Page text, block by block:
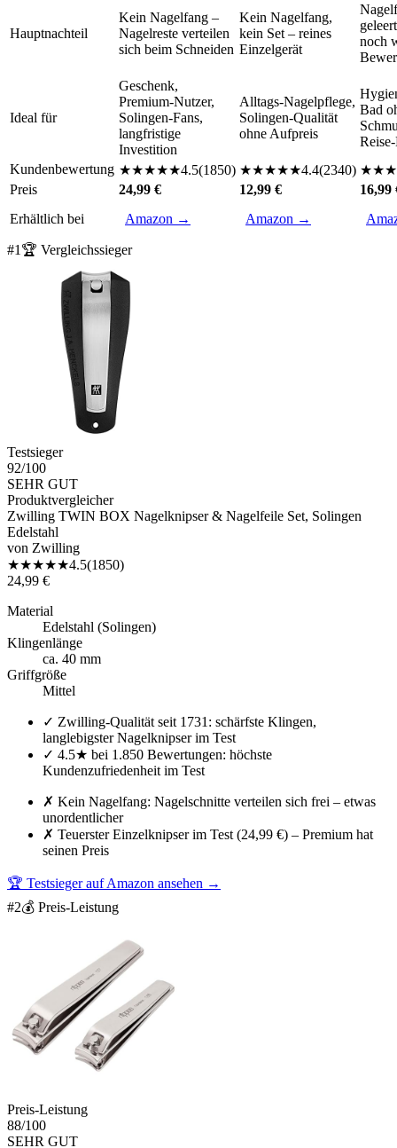
Hauptnachteil
Kein Nagelfang –
Nagelreste verteilen
sich beim Schneiden
Kein Nagelfang,
kein Set – reines
Einzelgerät
noch
Ideal für
Geschenk,
Premium-Nutzer,
Solingen-Fans,
langfristige
Investition
Alltags-Nagelpflege,
Solingen-Qualität
ohne Aufpreis
Bad
Kundenbewertung ★★★★★4.5(1850) ★★★★★4.4(2340) ★★★
Preis
24,99 € 12,99 €
16,99
Erhältlich bei
Amazon → Amazon →
#1 🏆 Vergleichssieger
Testsieger
92/100
SEHR GUT
Produktvergleicher
Zwilling TWIN BOX Nagelknipser & Nagelfeile Set, Solingen
Edelstahl
von Zwilling
★★★★★4.5(1850)
24,99 €
Material
Edelstahl (Solingen)
Klingenlänge
ca. 40 mm
Griffgröße
Mittel
✓ Zwilling-Qualität seit 1731: schärfste Klingen,
langlebigster Nagelknipser im Test
✓ 4.5★ bei 1.850 Bewertungen: höchste
Kundenzufriedenheit im Test
✗ Kein Nagelfang: Nagelschnitte verteilen sich frei – etwas
unordentlicher
✗ Teuerster Einzelknipser im Test (24,99 €) – Premium hat
seinen Preis
🏆 Testsieger auf Amazon ansehen →
#2💰 Preis-Leistung
Preis-Leistung
88/100
SEHR GUT